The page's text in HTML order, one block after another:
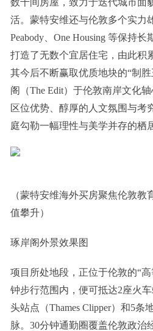
数千间房屋，致力于迭代城市面
活。蒙特安维还与伦敦多个实力
Peabody、One Housing 等保持长
打造了无数个宜居住宅，由此积
其今后不断赢取优质地块的“制
阁（The Edit）于伦敦南岸文化
区位优势、醇厚的人文氛围与考
庭勾勒一幅理性与美学并存的栖
（蒙特安维海外买房聚焦伦敦教
值攀升）
琢岸阁外景效果图
项目所处地段，正位于伦敦的“
钟步行范围内，便可抵达2座火
头站点（Thames Clipper）和5条
脉。30分钟通勤圈覆盖伦敦政治